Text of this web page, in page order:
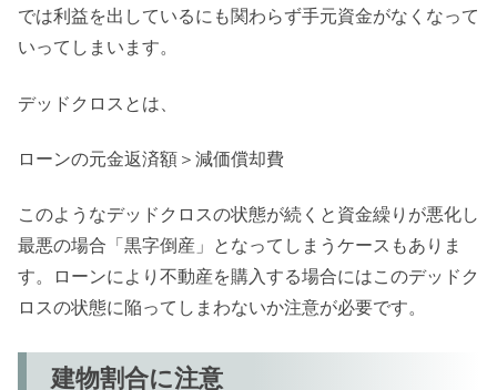
では利益を出しているにも関わらず手元資金がなくなって
いってしまいます。
デッドクロスとは、
ローンの元金返済額＞減価償却費
このようなデッドクロスの状態が続くと資金繰りが悪化し
最悪の場合「黒字倒産」となってしまうケースもありま
す。ローンにより不動産を購入する場合にはこのデッドク
ロスの状態に陥ってしまわないか注意が必要です。
建物割合に注意